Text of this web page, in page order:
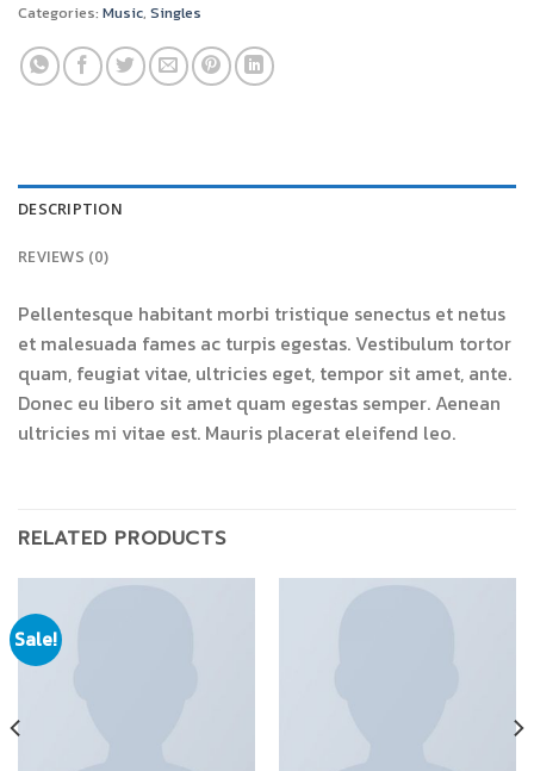
Categories: Music, Singles
DESCRIPTION
REVIEWS (0)
Pellentesque habitant morbi tristique senectus et netus
et malesuada fames ac turpis egestas. Vestibulum tortor
quam, feugiat vitae, ultricies eget, tempor sit amet, ante.
Donec eu libero sit amet quam egestas semper. Aenean
ultricies mi vitae est. Mauris placerat eleifend leo.
RELATED PRODUCTS
Sale!